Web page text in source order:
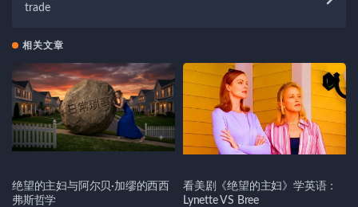
trade
相关文章
绝望的主妇与阿尔贝·加缪的西西
弗斯哲学
看美剧《绝望的主妇》学英语：
Lynette VS Bree